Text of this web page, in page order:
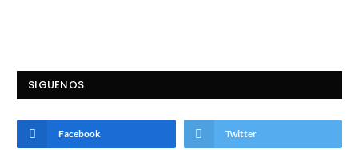
SIGUENOS
Facebook Twitter